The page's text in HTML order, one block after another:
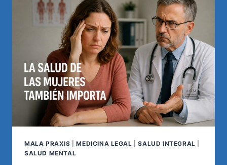
MALA PRAXIS |MEDICINA LEGAL |SALUD INTEGRAL
SALUD MENTAL